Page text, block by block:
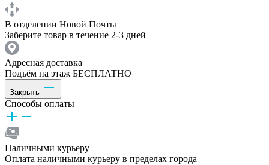
В отделении Новой Почты
Заберите товар в течение 2-3 дней
Адресная доставка
Подъём на этаж БЕСПЛАТНО
Закрыть
Способы оплаты
Наличными курьеру
Оплата наличными курьеру в пределах города